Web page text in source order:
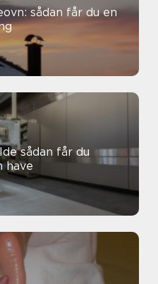
sådan får du en
du
have